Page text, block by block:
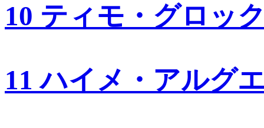
10 ティモ・グロッ
11 ハイメ・アルグ